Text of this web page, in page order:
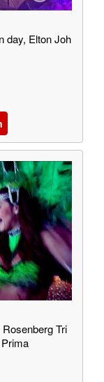
day, Elton Joh
Tri